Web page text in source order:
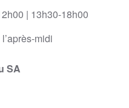
| 13h30-18h00
midi
SA